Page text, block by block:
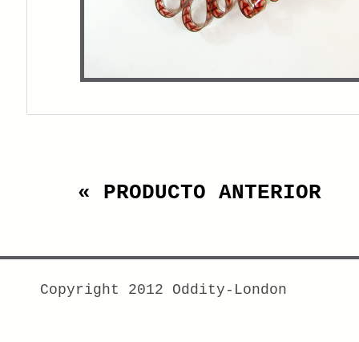
« PRODUCTO ANTERIOR
Copyright 2012 Oddity-London